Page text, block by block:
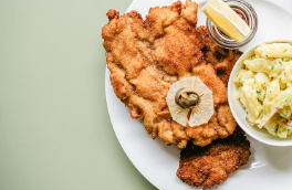
10+ miljoen